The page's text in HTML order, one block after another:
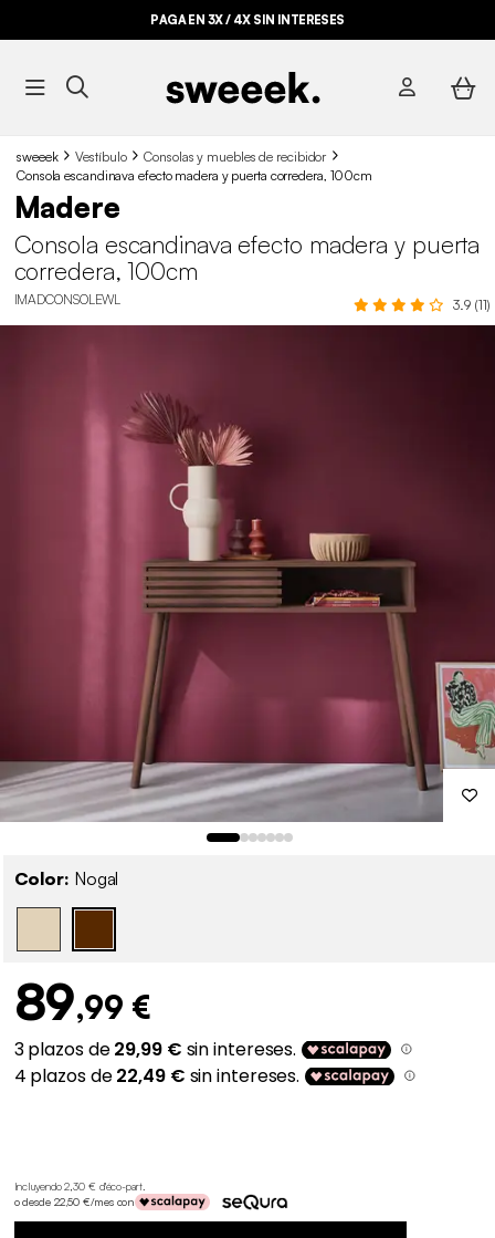
PAGA EN 3X / 4X SIN INTERESES
sweeek Vestíbulo
Consolas y muebles de recibidor
Consola escandinava efecto madera y puerta corredera, 100cm
Madere
Consola escandinava efecto madera y puerta
corredera, 100cm
IMADCONSOLEWL 3.9 (11)
Color: Nogal
89,99 €
Incluyendo 2,30 € d'éco-part.
o desde 22,50 €/mes con